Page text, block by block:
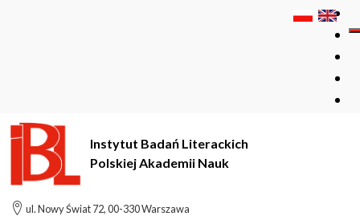
Instytut Badań Literackich
Polskiej Akademii Nauk
ul. Nowy Świat 72, 00-330 Warszawa